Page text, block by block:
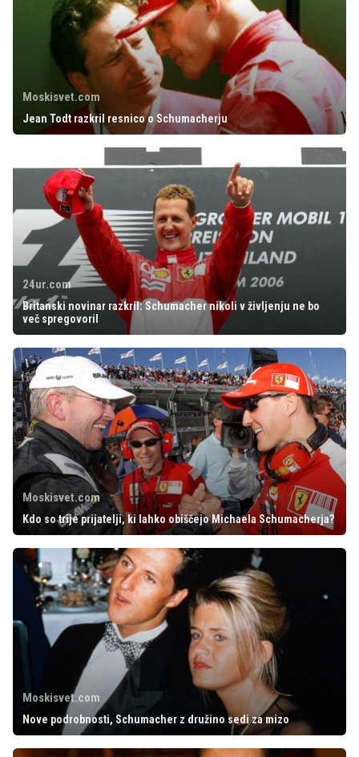
Moskisvet.com
Jean Todt razkril resnico o Schumacherju
24ur.com
Britanski novinar razkril: Schumacher nikoli v življenju ne bo
več spregovoril
Moskisvet.com
Kdo so trije prijatelji, ki lahko obiščejo Michaela Schumacherja?
Moskisvet.com
Nove podrobnosti, Schumacher z družino sedi za mizo